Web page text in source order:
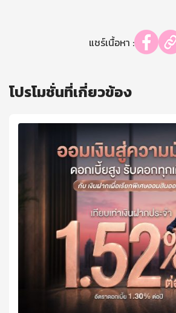
แชร์เนื้อหา :
โปรโมชั่นที่เกี่ยวข้อง